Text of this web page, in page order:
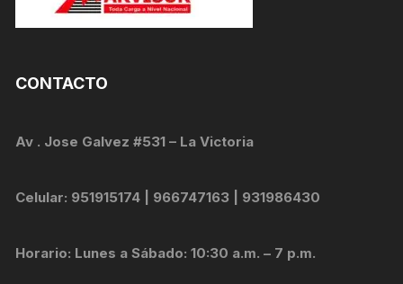
CONTACTO
Av . Jose Galvez #531 – La Victoria
Celular: 951915174 | 966747163 | 931986430
Horario: Lunes a Sábado: 10:30 a.m. – 7 p.m.